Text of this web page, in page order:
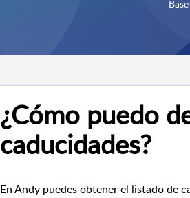
¿Cómo puedo
caducidades?
En Andy puedes obtener el listado de